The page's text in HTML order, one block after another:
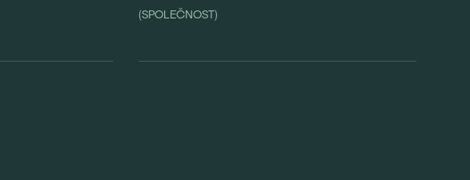
(SPOLEČNOST)